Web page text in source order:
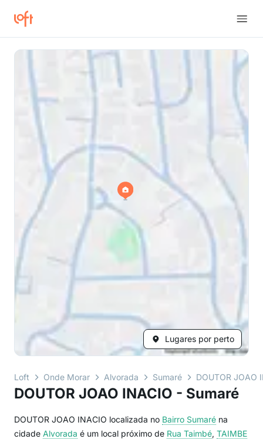
Lugares por perto
Loft Onde Morar Alvorada Sumaré DOUTOR JOAO
DOUTOR JOAO INACIO - Sumaré
DOUTOR JOAO INACIO localizada no Bairro Sumaré na
cidade Alvorada é um local próximo de Rua Taimbé, TAIMBE